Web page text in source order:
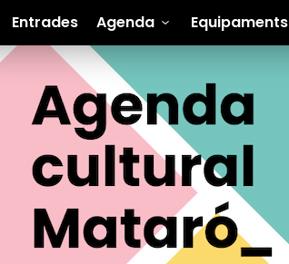
Entrades Agenda Equipaments